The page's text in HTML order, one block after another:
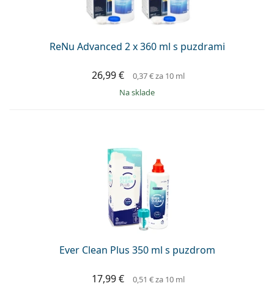
ReNu Advanced 2 x 360 ml s puzdrami
26,99 € 0,37 €za 10 ml
na sklade
Ever Clean Plus 350 ml s puzdrom
17,99 € 0,51 €za 10 ml